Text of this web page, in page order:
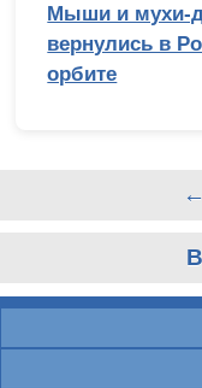
Мыши и мухи-
вернулись в
орбите